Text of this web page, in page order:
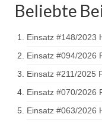
Beliebte
Einsatz #148/2023
Einsatz #094/2026
Einsatz #211/2025
Einsatz #070/2026
Einsatz #063/2026